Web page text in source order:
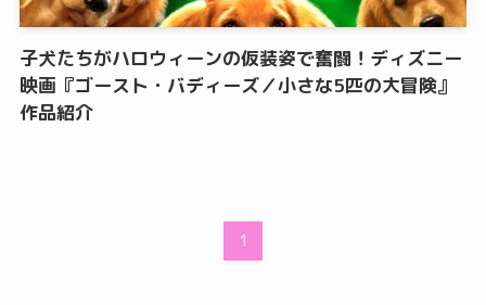
子犬たちがハロウィーンの仮装姿で奮闘！ディズニー
映画『ゴースト・バディーズ／小さな5匹の大冒険』
作品紹介
1